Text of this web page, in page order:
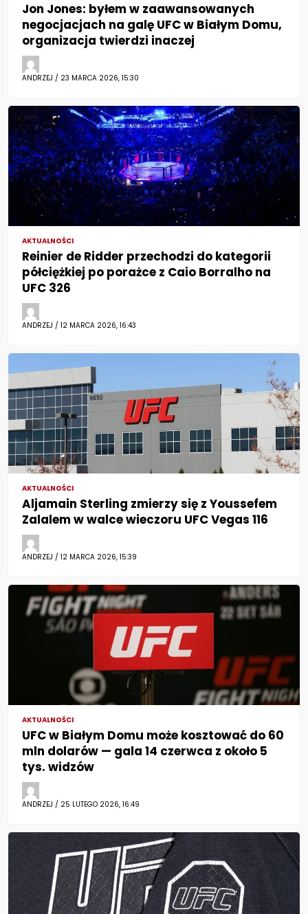
Jon Jones: byłem w zaawansowanych
negocjacjach na galę UFC w Białym Domu,
organizacja twierdzi inaczej
ANDRZEJ / 23 MARCA 2026, 15:30
AKTUALNOŚCI
Reinier de Ridder przechodzi do kategorii
półciężkiej po porażce z Caio Borralho na
UFC 326
ANDRZEJ / 12 MARCA 2026, 16:43
AKTUALNOŚCI
Aljamain Sterling zmierzy się z Youssefem
Zalalem w walce wieczoru UFC Vegas 116
ANDRZEJ / 12 MARCA 2026, 15:39
AKTUALNOŚCI
UFC w Białym Domu może kosztować do 60
mln dolarów — gala 14 czerwca z około 5
tys. widzów
ANDRZEJ / 25 LUTEGO 2026, 16:49